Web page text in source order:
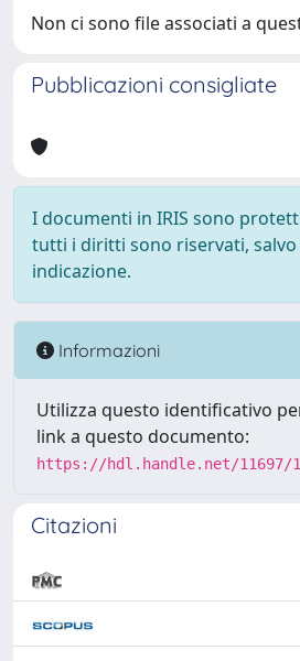
Non ci sono file associati a
Pubblicazioni consigliate
I documenti in IRIS sono
tutti i diritti sono riservati, salvo
indicazione.
Informazioni
Utilizza questo identificativo
link a questo documento:
https://hdl.handle.net/11697/
Citazioni